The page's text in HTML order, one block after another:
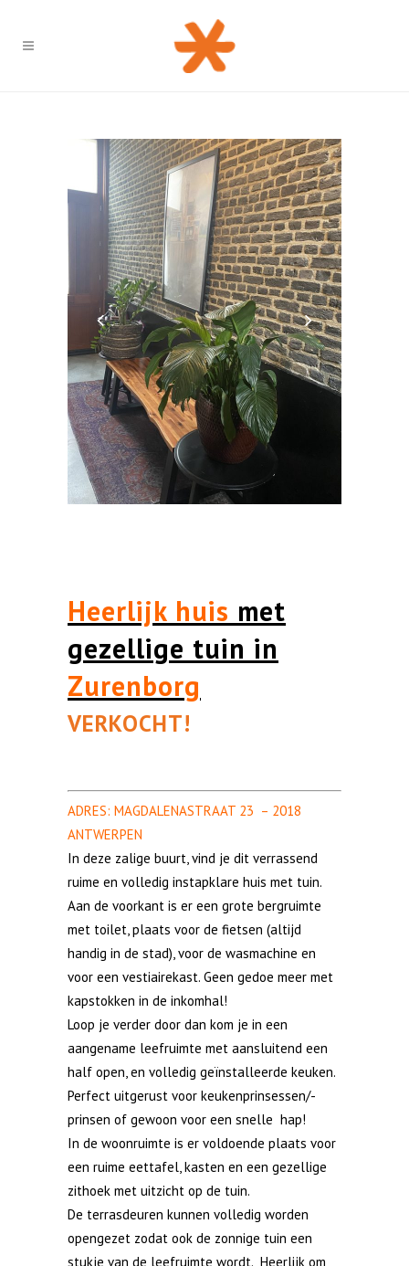
Heerlijk huis met
gezellige tuin in
Zurenborg
VERKOCHT!
ADRES: MAGDALENASTRAAT 23 – 2018
ANTWERPEN
In deze zalige buurt, vind je dit verrassend
ruime en volledig instapklare huis met tuin.
Aan de voorkant is er een grote bergruimte
met toilet, plaats voor de fietsen (altijd
handig in de stad), voor de wasmachine en
voor een vestiairekast. Geen gedoe meer met
kapstokken in de inkomhal!
Loop je verder door dan kom je in een
aangename leefruimte met aansluitend een
half open, en volledig geïnstalleerde keuken.
Perfect uitgerust voor keukenprinsessen/-
prinsen of gewoon voor een snelle hap!
In de woonruimte is er voldoende plaats voor
een ruime eettafel, kasten en een gezellige
zithoek met uitzicht op de tuin.
De terrasdeuren kunnen volledig worden
opengezet zodat ook de zonnige tuin een
stukje van de leefruimte wordt. Heerlijk om